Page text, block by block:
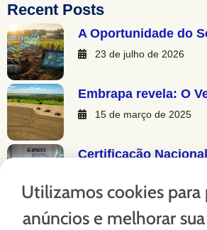
Recent Posts
A Oportunidade do
23 de julho de 2026
Embrapa revela: O
15 de março de 2025
Certificação
Utilizamos cookies para
anúncios e melhorar